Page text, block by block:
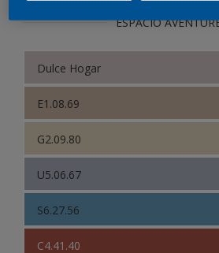
ESPACIO
Dulce Hogar
E1.08.69
G2.09.80
U5.06.67
S6.27.56
C4.41.40